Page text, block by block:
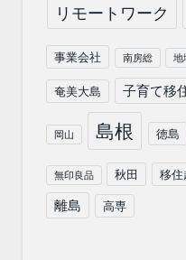
リモートワーク
事業会社 南房総 地
奄美大島 子育て移
岡山 島根 徳島
無印良品 秋田 移住
離島 高専